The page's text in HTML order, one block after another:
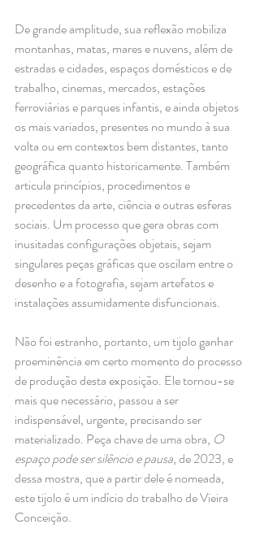
De grande amplitude, sua reflexão mobiliza
montanhas, matas, mares e nuvens, além de
estradas e cidades, espaços domésticos e de
trabalho, cinemas, mercados, estações
ferroviárias e parques infantis, e ainda objetos
os mais variados, presentes no mundo à sua
volta ou em contextos bem distantes, tanto
geográfica quanto historicamente. Também
articula princípios, procedimentos e
precedentes da arte, ciência e outras esferas
sociais. Um processo que gera obras com
inusitadas configurações objetais, sejam
singulares peças gráficas que oscilam entre o
desenho e a fotografia, sejam artefatos e
instalações assumidamente disfuncionais.
Não foi estranho, portanto, um tijolo ganhar
proeminência em certo momento do processo
de produção desta exposição. Ele tornou-se
mais que necessário, passou a ser
indispensável, urgente, precisando ser
materializado. Peça chave de uma obra, O
espaço pode ser silêncio e pausa, de 2023, e
dessa mostra, que a partir dele é nomeada,
este tijolo é um indício do trabalho de Vieira
Conceição.